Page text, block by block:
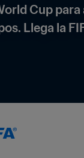
Cup para
Llega la